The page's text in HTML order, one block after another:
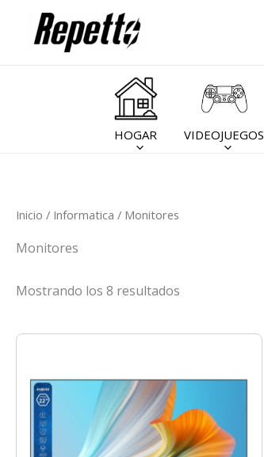
HOGAR VIDEOJUEGOS
Inicio / Informatica / Monitores
Monitores
Mostrando los 8 resultados